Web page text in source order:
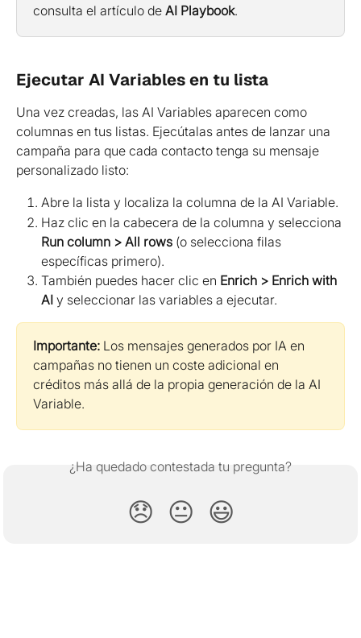
consulta el artículo de AI Playbook.
Ejecutar AI Variables en tu lista
Una vez creadas, las AI Variables aparecen como
columnas en tus listas. Ejecútalas antes de lanzar una
campaña para que cada contacto tenga su mensaje
personalizado listo:
Abre la lista y localiza la columna de la AI Variable.
Haz clic en la cabecera de la columna y selecciona
Run column > All rows (o selecciona filas
específicas primero).
También puedes hacer clic en Enrich > Enrich with
AI y seleccionar las variables a ejecutar.
Importante: Los mensajes generados por IA en
campañas no tienen un coste adicional en
créditos más allá de la propia generación de la AI
Variable.
¿Ha quedado contestada tu pregunta?
😞 😐 😃